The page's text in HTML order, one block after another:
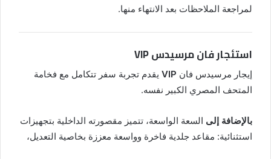
لمراجعة الملاحظات بعد الانتهاء منها.
استئجار فان مرسيدس VIP
إيجار مرسيدس فان
يقدم تجربة سفر تتكامل مع فخامة
المتحف المصري الكبير نفسه.
بالإضافة إلى السعة الواسعة، تتميز مقصورته الداخلية بتجهيزات
استثنائية: مقاعد جلدية فاخرة وواسعة معززة بخاصية التعديل،